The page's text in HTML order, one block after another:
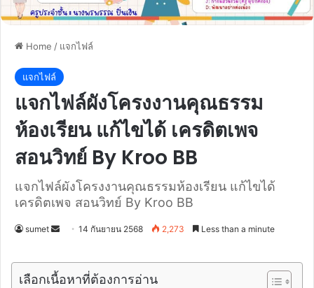
Home / แจกไฟล์
แจกไฟล์
แจกไฟล์ผังโครงงานคุณธรรม
ห้องเรียน แก้ไขได้ เครดิตเพจ
สอนวิทย์ By Kroo BB
แจกไฟล์ผังโครงงานคุณธรรมห้องเรียน แก้ไขได้
เครดิตเพจ สอนวิทย์ By Kroo BB
sumet
Send
email
14 กันยายน 2568 2,273 Less than a minute
เลือกเนื้อหาที่ต้องการอ่าน